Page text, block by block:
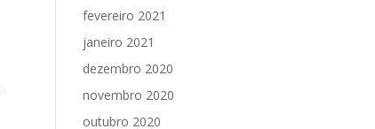
fevereiro 2021
janeiro 2021
dezembro 2020
novembro 2020
outubro 2020